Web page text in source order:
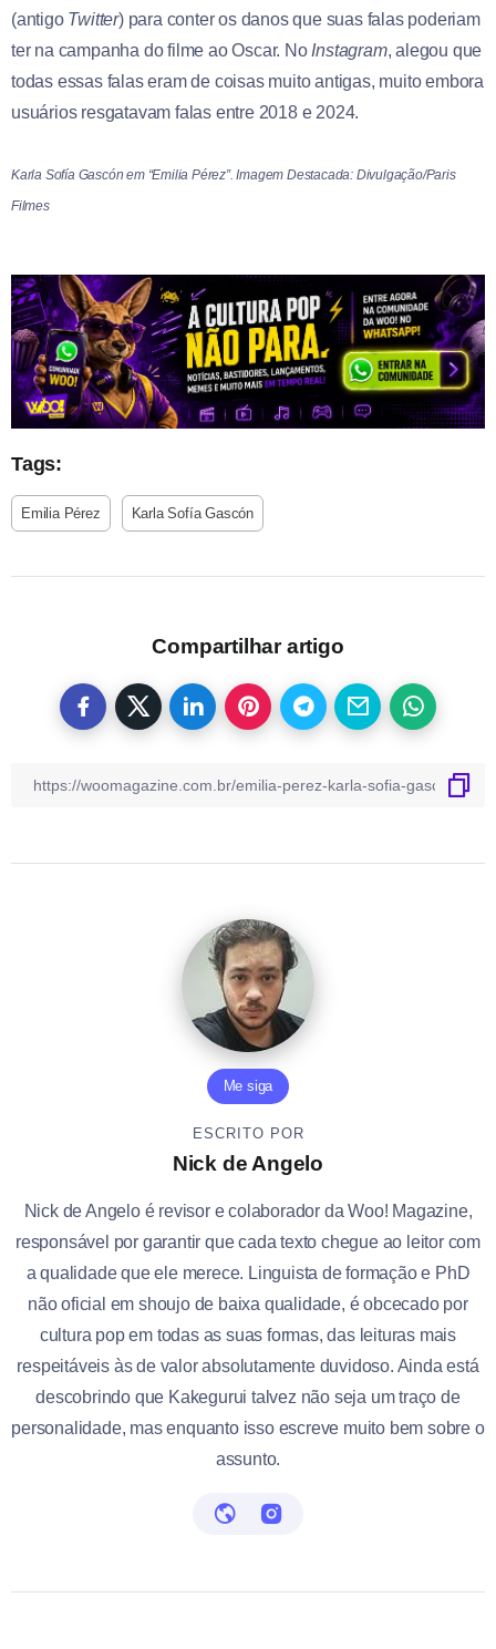
(antigo Twitter) para conter os danos que suas falas poderiam
ter na campanha do filme ao Oscar. No Instagram, alegou que
todas essas falas eram de coisas muito antigas, muito embora
usuários resgatavam falas entre 2018 e 2024.
Karla Sofía Gascón em “Emilia Pérez”. Imagem Destacada: Divulgação/Paris
Filmes
Tags:
Emilia Pérez Karla Sofía Gascón
Compartilhar artigo
Me siga
ESCRITO POR
Nick de Angelo
Nick de Angelo é revisor e colaborador da Woo! Magazine,
responsável por garantir que cada texto chegue ao leitor com
a qualidade que ele merece. Linguista de formação e PhD
não oficial em shoujo de baixa qualidade, é obcecado por
cultura pop em todas as suas formas, das leituras mais
respeitáveis às de valor absolutamente duvidoso. Ainda está
descobrindo que Kakegurui talvez não seja um traço de
personalidade, mas enquanto isso escreve muito bem sobre o
assunto.